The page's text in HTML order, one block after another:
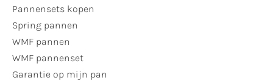
Pannensets kopen
Spring pannen
WMF pannen
WMF pannenset
Garantie op mijn pan